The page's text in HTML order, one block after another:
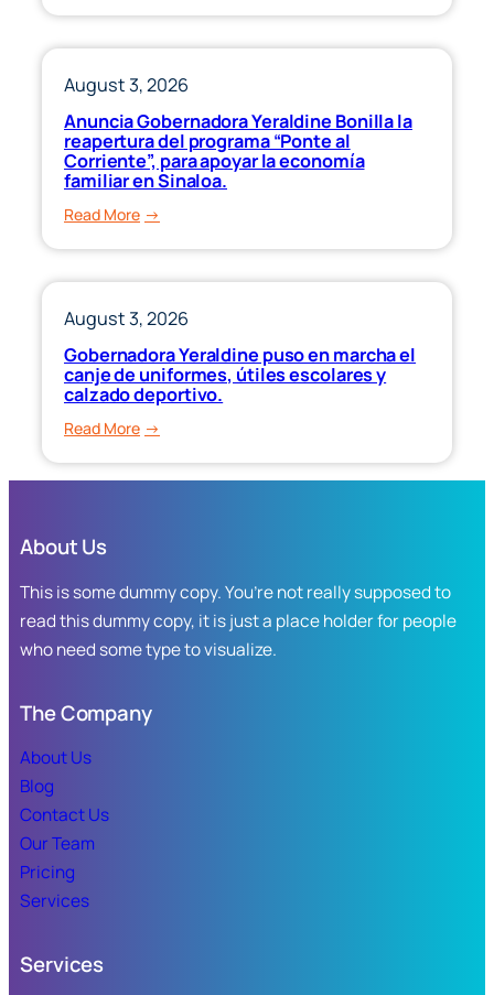
miércoles.
Yeraldine
a
la
Jornada
Nacional
Reforestación.
August 3, 2026
Anuncia Gobernadora Yeraldine Bonilla la
reapertura del programa “Ponte al
Corriente”, para apoyar la economía
familiar en Sinaloa.
Read More:
Yeraldine
Bonilla
reapertura
del
“Ponte
al
economía
familiar
en
August 3, 2026
Gobernadora Yeraldine puso en marcha el
canje de uniformes, útiles escolares y
calzado deportivo.
Read More:
Yeraldine
canje
de
uniformes,
escolares
y
About Us
This is some dummy copy. You’re not really supposed to
read this dummy copy, it is just a place holder for people
who need some type to visualize.
The Company
About Us
Blog
Contact Us
Our Team
Pricing
Services
Services